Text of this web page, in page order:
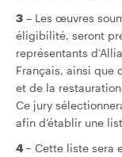
3 – Les œuvres
éligibilité, seront
représentants
Français, ainsi que
et de la
Ce jury
afin d’établir une
4 – Cette liste sera